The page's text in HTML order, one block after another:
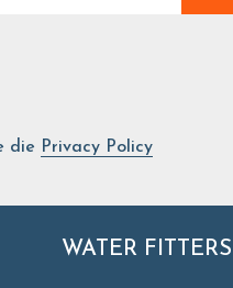
die Privacy Policy
WATER FITTERS